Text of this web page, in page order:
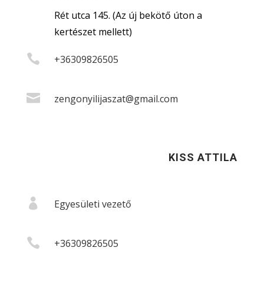
Rét utca 145. (Az új bekötő úton a
kertészet mellett)
 +36309826505
 zengonyilijaszat@gmail.com
KISS ATTILA
 Egyesületi vezető
 +36309826505